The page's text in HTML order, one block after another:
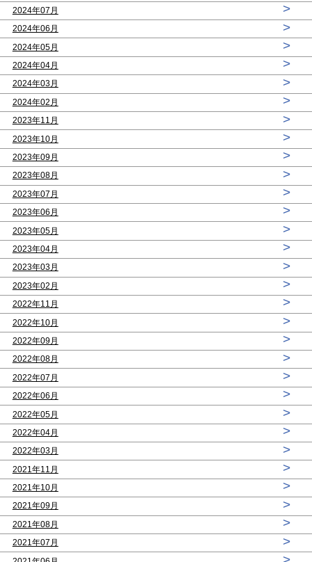
2024年07月 >
2024年06月 >
2024年05月 >
2024年04月 >
2024年03月 >
2024年02月 >
2023年11月 >
2023年10月 >
2023年09月 >
2023年08月 >
2023年07月 >
2023年06月 >
2023年05月 >
2023年04月 >
2023年03月 >
2023年02月 >
2022年11月 >
2022年10月 >
2022年09月 >
2022年08月 >
2022年07月 >
2022年06月 >
2022年05月 >
2022年04月 >
2022年03月 >
2021年11月 >
2021年10月 >
2021年09月 >
2021年08月 >
2021年07月 >